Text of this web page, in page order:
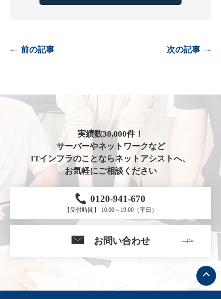
前の記事 次の記事
実績数30,000件！
サーバーやネットワークなど
ITインフラのことならネットアシストへ、
お気軽にご相談ください
0120-941-670
【受付時間】 10:00～19:00（平日）
お問い合わせ
ト
ッ
プ
へ